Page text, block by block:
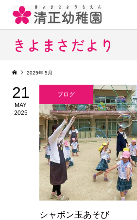
きよまさだより
2025年 5月
21
MAY
2025
ブログ
シャボン玉あそび